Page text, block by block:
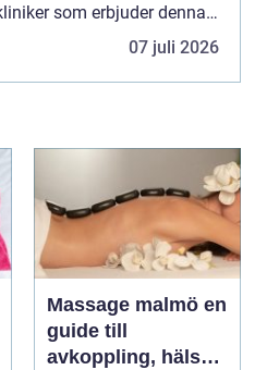
som erbjuder denna
...
07 juli 2026
Massage malmö en
guide till
avkoppling, hälsa